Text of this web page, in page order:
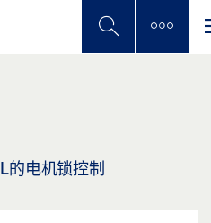
的电机锁控制